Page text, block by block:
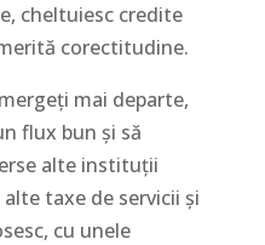
cheltuiesc credite
corectitudine.
mai departe,
flux bun și să
alte instituții
taxe de servicii și
cu unele